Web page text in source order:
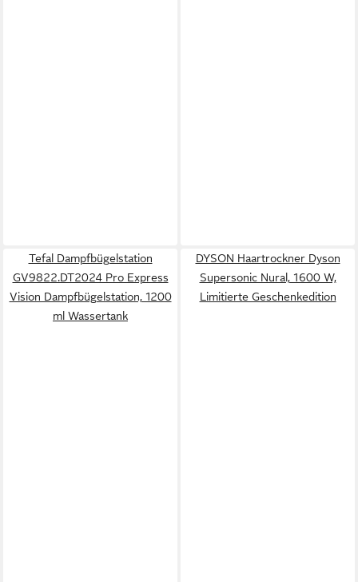
Tefal Dampfbügelstation
GV9822.DT2024 Pro Express
Vision Dampfbügelstation, 1200
ml Wassertank
DYSON Haartrockner Dyson
Supersonic Nural, 1600 W,
Limitierte Geschenkedition